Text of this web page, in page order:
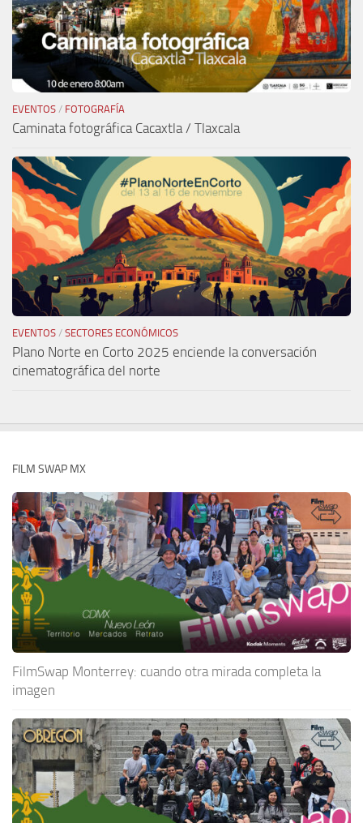
EVENTOS / FOTOGRAFÍA
Caminata fotográfica Cacaxtla / Tlaxcala
EVENTOS / SECTORES ECONÓMICOS
Plano Norte en Corto 2025 enciende la conversación
cinematográfica del norte
FILM SWAP MX
FilmSwap Monterrey: cuando otra mirada completa la
imagen